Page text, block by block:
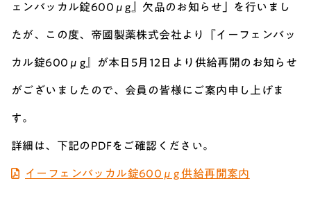
ェンバッカル錠600μg』欠品のお知らせ」を行いまし
たが、この度、帝國製薬株式会社より『イーフェンバッ
カル錠600μg』が本日5月12日より供給再開のお知らせ
がございましたので、会員の皆様にご案内申し上げま
す。
詳細は、下記のPDFをご確認ください。
イーフェンバッカル錠600μg 供給再開案内